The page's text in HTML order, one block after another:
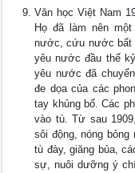
Văn học Việt Nam
Họ đã làm nên
nước, cứu nước bất
yêu nước đầu thế
yêu nước đã
đe dọa của các
tay khủng bố. Các
vào tù. Từ sau
sôi động, nóng
tù đày, giăng bủa,
sự, nuôi dưỡng ý